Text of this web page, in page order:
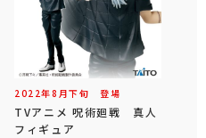
2022年8 月下旬 登場
TVアニメ 呪術廻戦 真人
フィギュア